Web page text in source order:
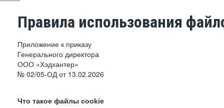
Правила использования
Приложение к приказу
Генерального директора
ООО «Хэдхантер»
№ 02/05-ОД от 13.02.2026
Что такое файлы cookie